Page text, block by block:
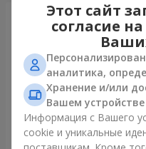
Этот сайт
согласие
аналитика,
Хранение и/или
Вашем устройстве
Информация с Вашего
cookie и уникальные